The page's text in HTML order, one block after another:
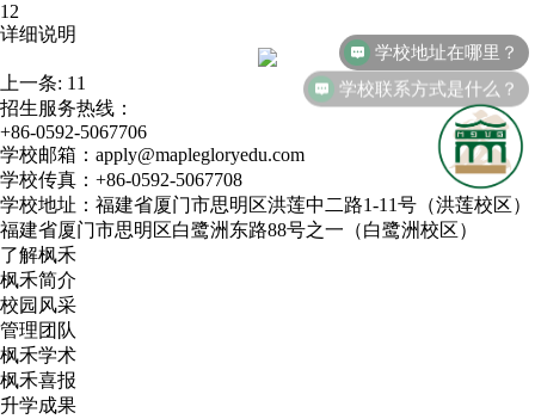
12
详细说明
上一条: 11
招生服务热线：
+86-0592-5067706
学校邮箱：apply@maplegloryedu.com
学校传真：+86-0592-5067708
学校地址：福建省厦门市思明区洪莲中二路1-11号（洪莲校区）
福建省厦门市思明区白鹭洲东路88号之一（白鹭洲校区）
了解枫禾
枫禾简介
校园风采
管理团队
枫禾学术
枫禾喜报
升学成果
学校地址在哪里？
学校联系方式是什么？